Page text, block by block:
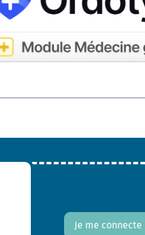
Je me connecte